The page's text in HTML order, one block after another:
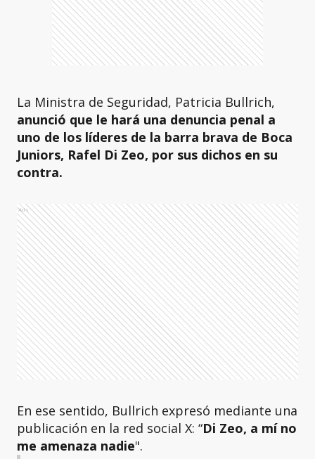
La Ministra de Seguridad, Patricia Bullrich,
anunció que le hará una denuncia penal a
uno de los líderes de la barra brava de Boca
Juniors, Rafel Di Zeo, por sus dichos en su
contra.
Ads
En ese sentido, Bullrich expresó mediante una
publicación en la red social X: “Di Zeo, a mí no
me amenaza nadie".